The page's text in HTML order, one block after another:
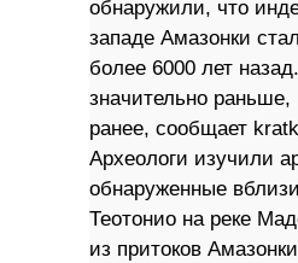
обнаружили, что
западе Амазонки
более 6000 лет
значительно
ранее, сообщает
Археологи изучили
обнаруженные
Теотонио на реке
из притоков